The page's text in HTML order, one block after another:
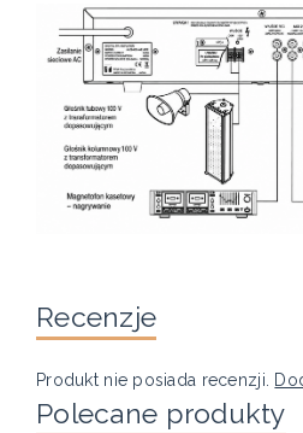
Recenzje
Produkt nie posiada recenzji.
Polecane produkty